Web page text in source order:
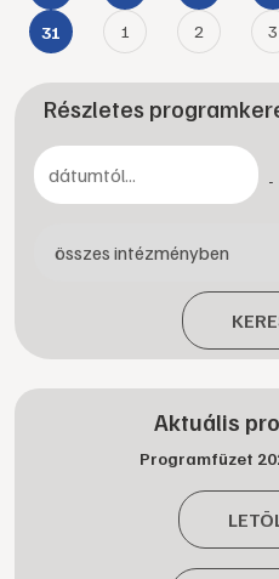
31 1 2 3
Részletes
-
Aktuális
Programfüzet